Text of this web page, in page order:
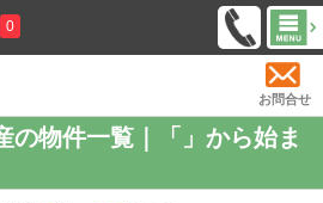
0
お問合せ
の物件一覧｜「」から始ま